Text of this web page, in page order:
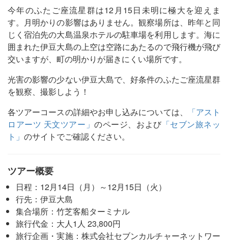
今年のふたご座流星群は12月15日未明に極大を迎えま
す。月明かりの影響はありません。観察場所は、昨年と同
じく宿泊先の大島温泉ホテルの駐車場を利用します。海に
囲まれた伊豆大島の上空は空路にあたるので飛行機が飛び
交いますが、町の明かりが届きにくい場所です。
光害の影響の少ない伊豆大島で、好条件のふたご座流星群
を観察、撮影しよう！
各ツアーコースの詳細やお申し込みについては、
「アスト
ロアーツ 天文ツアー」のページ、および 「セブン旅ネッ
ト」 のサイトでご確認ください。
ツアー概要
日程：12月14日（月）～12月15日（火）
行先：伊豆大島
集合場所：竹芝客船ターミナル
旅行代金：大人1人 23,800円
旅行企画・実施：株式会社セブンカルチャーネットワー